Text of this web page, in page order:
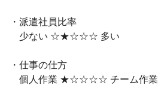
・派遣社員比率
少ない ☆★☆☆☆ 多い
・仕事の仕方
個人作業 ★☆☆☆☆ チーム作業